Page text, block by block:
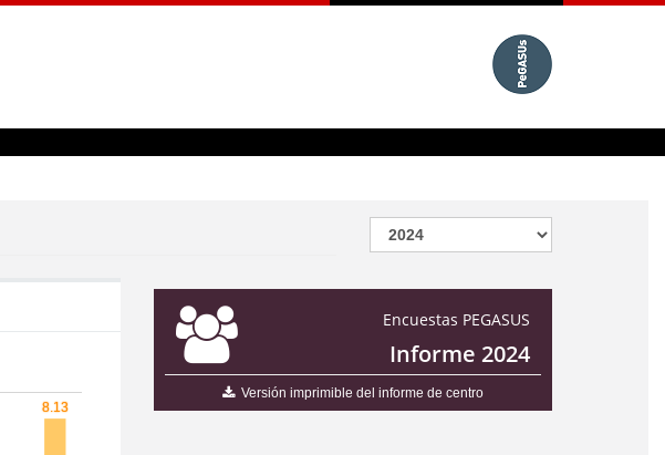
Encuestas PEGASUS
Informe 2024
Versión imprimible del informe de centro